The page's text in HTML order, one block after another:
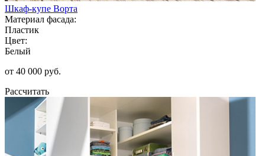
Шкаф-купе Ворта
Материал фасада:
Пластик
Цвет:
Белый
от 40 000 руб.
Рассчитать